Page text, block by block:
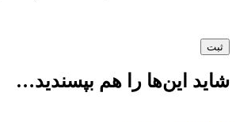
شاید این‌ها را هم بپسندید…